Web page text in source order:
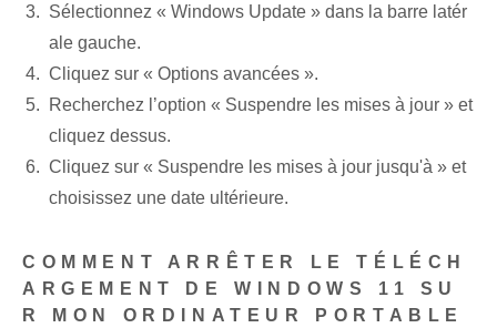
Sélectionnez « Windows Update » dans la barre latér
ale gauche.
Cliquez sur « Options avancées ».
Recherchez l’option « Suspendre les mises à jour » et
cliquez dessus.
​Cliquez sur « Suspendre les mises à jour jusqu'à » et
choisissez une date ultérieure.
COMMENT ARRÊTER LE TÉLÉCH
ARGEMENT DE WINDOWS 11 SU
R MON ORDINATEUR PORTABLE